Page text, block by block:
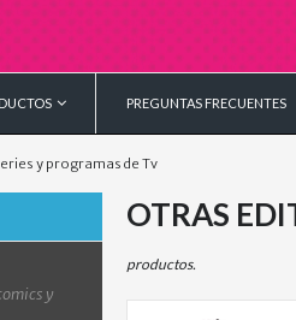
PREGUNTAS FRECUENTES
y programas de Tv
y
OTRAS
productos.